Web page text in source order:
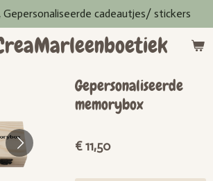
Gepersonaliseerde cadeautjes/ stickers
Gepersonaliseerde
memorybox
€ 11,50